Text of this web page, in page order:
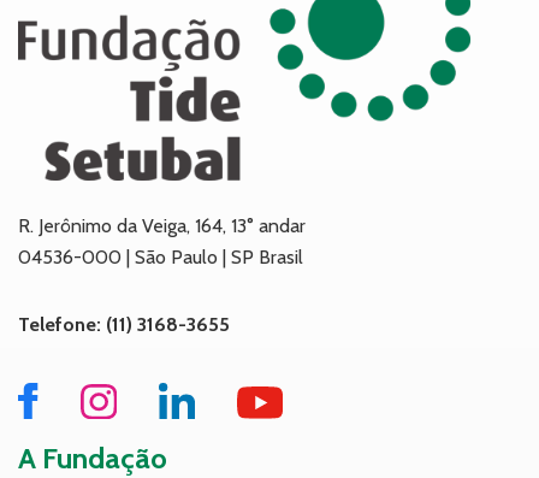
R. Jerônimo da Veiga, 164, 13° andar
04536-000 | São Paulo | SP Brasil
Telefone: (11) 3168-3655
A Fundação